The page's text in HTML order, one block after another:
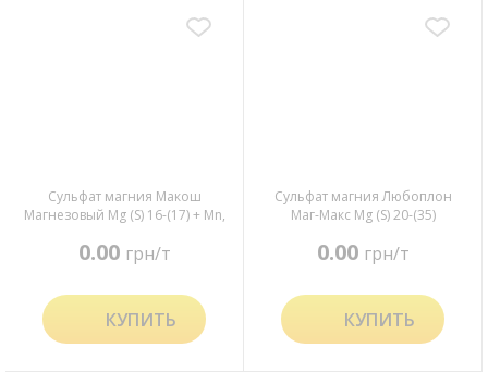
Сульфат магния Макош
Магнезовый Mg (S) 16-(17) + Mn,
0.00 грн/т
КУПИТЬ
Сульфат магния Любоплон
Маг-Макс Mg (S) 20-(35)
0.00 грн/т
КУПИТЬ